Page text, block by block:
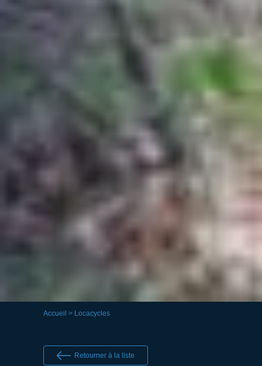
Accueil > Locacycles
Retourner à la liste